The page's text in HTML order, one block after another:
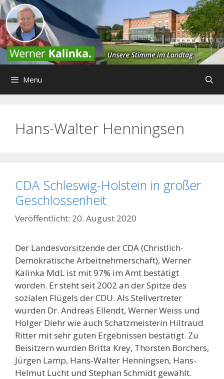
Zum
Inhalt
springen
Menu
Hans-Walter Henningsen
CDA Schleswig-Holstein in großer
Geschlossenheit
20. August 2020
Der Landesvorsitzende der CDA (Christlich-
Demokratische Arbeitnehmerschaft), Werner
Kalinka MdL ist mit 97% im Amt bestätigt
worden. Er steht seit 2002 an der Spitze des
sozialen Flügels der CDU. Als Stellvertreter
wurden Dr. Andreas Ellendt, Werner Weiss und
Holger Diehr wie auch Schatzmeisterin Hiltraud
Ritter mit sehr guten Ergebnissen bestätigt. Zu
Beisitzern wurden Britta Krey, Thorsten Borchers,
Jürgen Lamp, Hans-Walter Henningsen, Hans-
Helmut Lucht und Stephan Schmidt gewählt.